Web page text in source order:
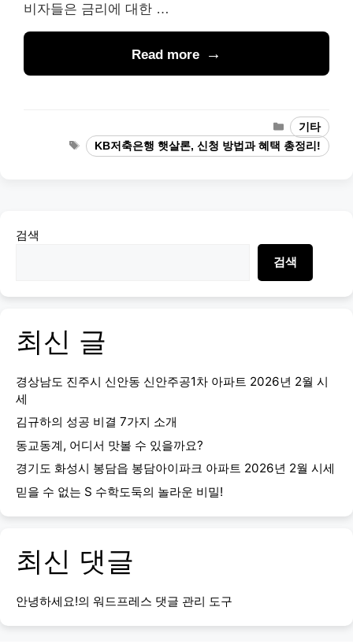
비자들은 금리에 대한 …
Read more
Categories
기타
TagsKB저축은행 햇살론, 신청 방법과 혜택 총정리!
검색
검색
최신 글
경상남도 진주시 신안동 신안주공1차 아파트 2026년 2월 시
세
김규하의 성공 비결 7가지 소개
동교동계, 어디서 맛볼 수 있을까요?
경기도 화성시 봉담읍 봉담아이파크 아파트 2026년 2월 시세
믿을 수 없는 S 수학도둑의 놀라운 비밀!
최신 댓글
안녕하세요!의 워드프레스 댓글 관리 도구